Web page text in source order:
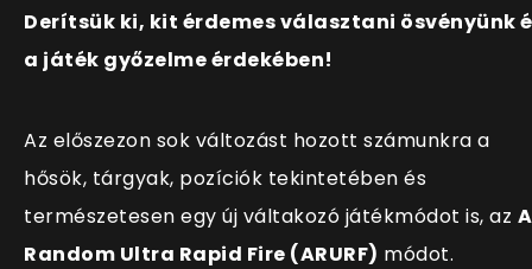
Derítsük ki, kit érdemes választani ösvényünk
a játék győzelme érdekében!
Az előszezon sok változást hozott számunkra a
hősök, tárgyak, pozíciók tekintetében és
természetesen egy új váltakozó játékmódot is, az
Random Ultra Rapid Fire (ARURF) módot.